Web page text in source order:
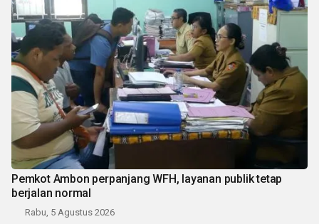
Pemkot Ambon perpanjang WFH, layanan publik tetap
berjalan normal
Rabu, 5 Agustus 2026